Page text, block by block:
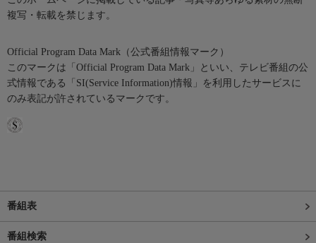
複写・転載を禁じます。
Official Program Data Mark（公式番組情報マーク）
このマークは「Official Program Data Mark」といい、テレビ番組の公
式情報である「SI(Service Information)情報」を利用したサービスに
のみ表記が許されているマークです。
番組表
番組検索